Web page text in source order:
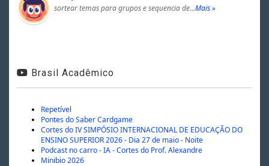
sortear temas para grupos e sequencia de…Mais »
Brasil Acadêmico
Repetível
Pontes do Saber Cardgame
Cortes do IV SIMPÓSIO INTERNACIONAL DE EDUCAÇÃO DO
ENSINO SUPERIOR 2026 - Dia 27 de maio - Noite
Podcast no carro - IA - Cortes do Prof. Alexandre
Minibio 2026